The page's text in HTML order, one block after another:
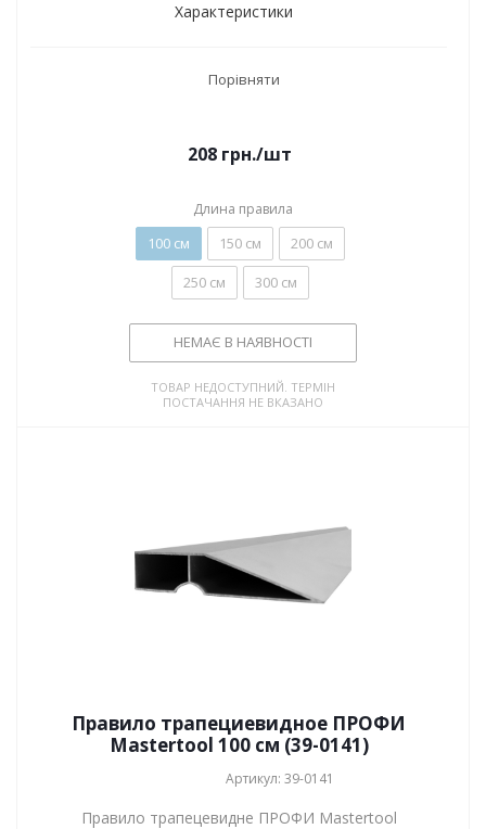
Характеристики
Порівняти
208грн./шт
Длина правила
100 см 150 см
200 см
250 см
300 см
НЕМАЄ В НАЯВНОСТІ
ТОВАР НЕДОСТУПНИЙ. ТЕРМІН
ПОСТАЧАННЯ НЕ ВКАЗАНО
Правило трапециевидное ПРОФИ
Mastertool 100 см (39-0141)
Артикул: 39-0141
Правило трапецевидне ПРОФИ Mastertool